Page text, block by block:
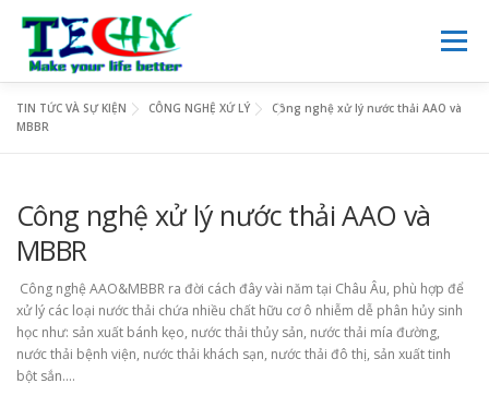
content
Menu
TRANG CHỦ
KINH DOANH TIN TỨC THƯ VIỆN SỐ LIÊN HỆ
TIN TỨC VÀ SỰ KIỆN CÔNG NGHỆ XỨ LÝ
Công nghệ xử lý nước thải AAO và
MBBR
Công nghệ xử lý nước thải AAO và
MBBR
Công nghệ AAO&MBBR ra đời cách đây vài năm tại Châu Âu, phù hợp để
xử lý các loại nước thải chứa nhiều chất hữu cơ ô nhiễm dễ phân hủy sinh
học như: sản xuất bánh kẹo, nước thải thủy sản, nước thải mía đường,
nước thải bệnh viện, nước thải khách sạn, nước thải đô thị, sản xuất tinh
bột sắn….